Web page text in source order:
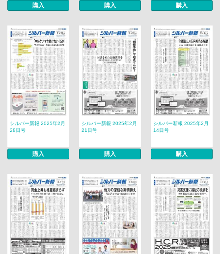
購入 購入 購入
シルバー新報 2025年2月
28日号
購入
シルバー新報 2025年2月
21日号
購入
シルバー新報 2025年2月
14日号
購入